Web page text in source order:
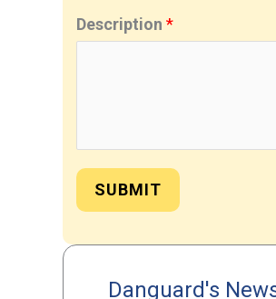
Description*
SUBMIT
Danguard's